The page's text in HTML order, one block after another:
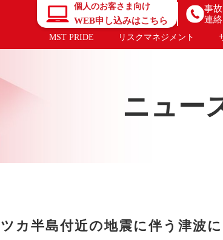
個人のお客さま向け
WEB申し込みはこちら
事
連
MST PRIDE リスクマネジメント
ニュー
カ半島付近の地震に伴う津波